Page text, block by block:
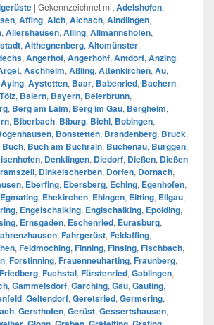
| Gekennzeichnet mitAdelshofen,
, Affing, Aich, Aichach, Aindlingen,
, Allershausen, Alling, Allmannshofen,
, Althegnenberg, Altomünster,
, Angerhof, Angerhohf, Antdorf, Anzing,
, Aschheim, Aßling, Attenkirchen, Au,
Aying, Aystetten, Baar, Babenried, Bachern,
, Baiern, Bayern, Beierbrunn,
, Berg am Laim, Berg im Gau, Bergheim,
, Biberbach, Biburg, Bichl, Bobingen,
, Bonstetten, Brandenberg, Bruck,
Buch, Buch am Buchrain, Buchenau, Burggen,
, Denklingen, Diedorf, Dießen, Dießen
, Dinkelscherben, Dorfen, Dornach,
, Eberfing, Ebersberg, Eching, Egenhofen,
Egmating, Ehekirchen, Ehingen, Eitting, Ellgau,
, Engelschalking, Englschalking, Epolding,
, Ernsgaden, Eschenried, Eurasburg,
, Fahrgerüst, Feldaffing,
, Feldmoching, Finning, Finsing, Fischbach,
, Forstinning, Frauenneuharting, Fraunberg,
Friedberg, Fuchstal, Fürstenried, Gablingen,
, Gammelsdorf, Garching, Gau, Gauting,
, Geltendorf, Geretsried, Germering,
, Gersthofen, Gerüst, Gessertshausen,